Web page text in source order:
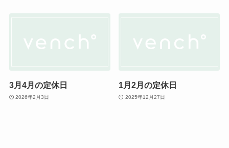
3月4月の定休日
2026年2月3日
1月2月の定休日
2025年12月27日